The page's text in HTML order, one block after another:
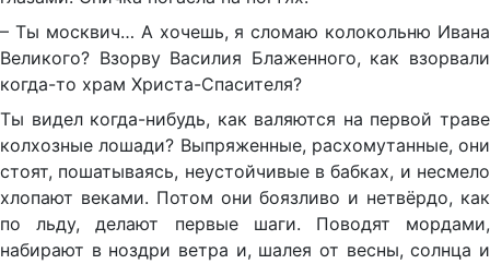
– Ты москвич… А хочешь, я сломаю колокольню Ивана
Великого? Взорву Василия Блаженного, как взорвали
когда-то храм Христа-Спасителя?
Ты видел когда-нибудь, как валяются на первой траве
колхозные лошади? Выпряженные, расхомутанные, они
стоят, пошатываясь, неустойчивые в бабках, и несмело
хлопают веками. Потом они боязливо и нетвёрдо, как
по льду, делают первые шаги. Поводят мордами,
набирают в ноздри ветра и, шалея от весны, солнца и